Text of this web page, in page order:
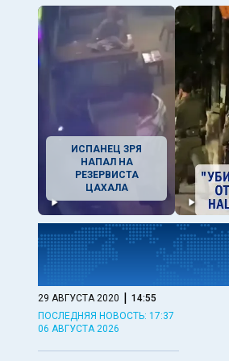
ИСПАНЕЦ ЗРЯ
НАПАЛ НА
РЕЗЕРВИСТА
ЦАХАЛА
29 АВГУСТА 2020 | 14:55
ПОСЛЕДНЯЯ НОВОСТЬ: 17:37
06 АВГУСТА 2026